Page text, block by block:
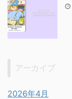
2026年4月